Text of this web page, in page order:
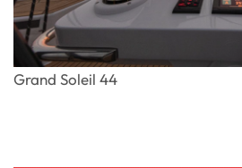
Grand Soleil 44